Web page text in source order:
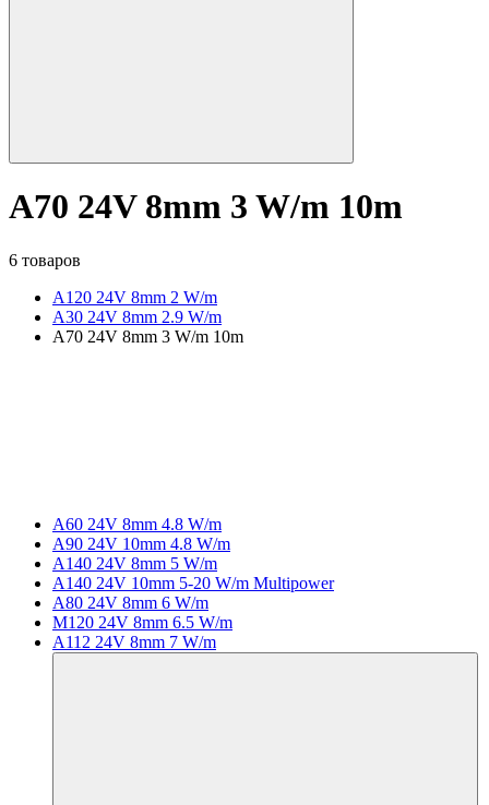
A70 24V 8mm 3 W/m 10m
6 товаров
A120 24V 8mm 2 W/m
A30 24V 8mm 2.9 W/m
A70 24V 8mm 3 W/m 10m
A60 24V 8mm 4.8 W/m
A90 24V 10mm 4.8 W/m
A140 24V 8mm 5 W/m
A140 24V 10mm 5-20 W/m Multipower
A80 24V 8mm 6 W/m
M120 24V 8mm 6.5 W/m
A112 24V 8mm 7 W/m